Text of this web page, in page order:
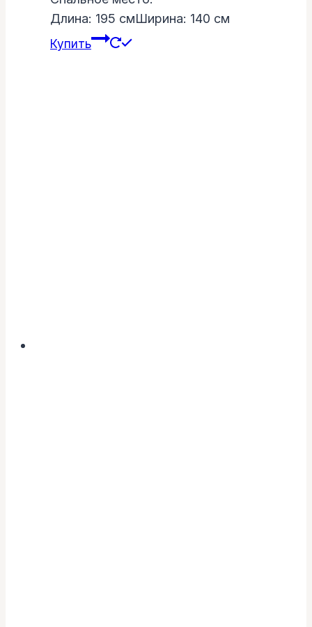
Длина: 195 cмШирина: 140 cм
Купить